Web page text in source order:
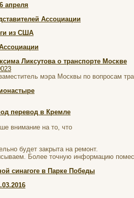
апреля
Ассоциации
из США
Ликсутова о транспорте Москве
мэра Москвы по вопросам
перевод в Кремле
внимание на то, что
будет закрыта на ремонт.
Более точную информацию
синагоге в Парке Победы